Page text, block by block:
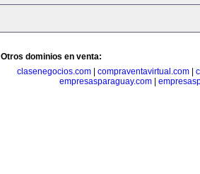
Otros dominios en venta:
clasenegocios.com| compraventavirtual.com|
empresasparaguay.com|